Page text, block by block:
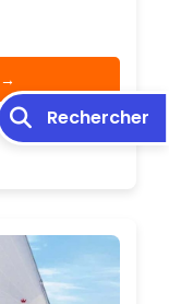
→
Rechercher